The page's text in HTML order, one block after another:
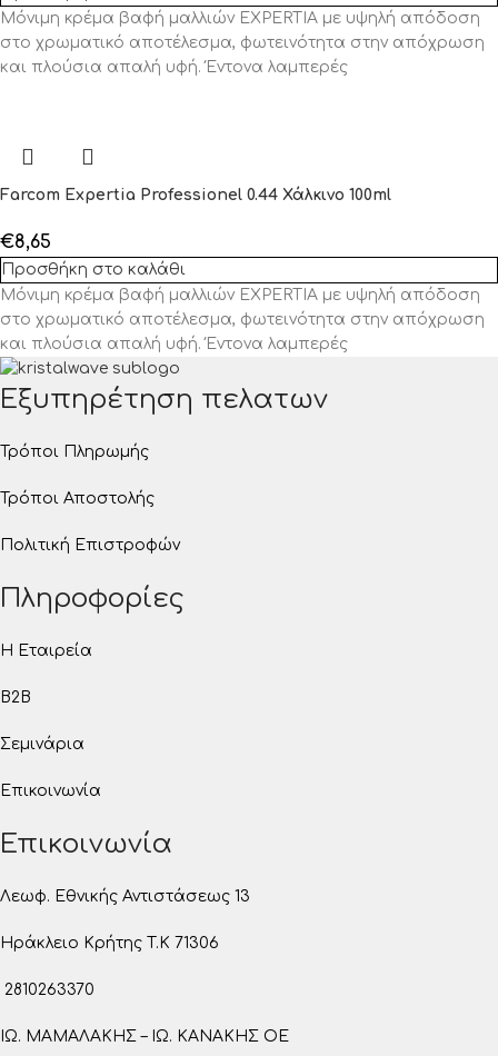
Μόνιμη κρέμα βαφή μαλλιών EXPERTIA με υψηλή απόδοση
στο χρωματικό αποτέλεσμα, φωτεινότητα στην απόχρωση
και πλούσια απαλή υφή. Έντονα λαμπερές
Farcom Expertia Professionel 0.44 Χάλκινο 100ml
€8,65
Προσθήκη στο καλάθι
Μόνιμη κρέμα βαφή μαλλιών EXPERTIA με υψηλή απόδοση
στο χρωματικό αποτέλεσμα, φωτεινότητα στην απόχρωση
και πλούσια απαλή υφή. Έντονα λαμπερές
Εξυπηρέτηση πελατων
Τρόποι Πληρωμής
Τρόποι Αποστολής
Πολιτική Επιστροφών
Πληροφορίες
Η Εταιρεία
B2B
Σεμινάρια
Επικοινωνία
Επικοινωνία
Λεωφ. Εθνικής Αντιστάσεως 13
Ηράκλειο Κρήτης T.K 71306
2810263370
ΙΩ. ΜΑΜΑΛΑΚΗΣ – ΙΩ. ΚΑΝΑΚΗΣ ΟΕ